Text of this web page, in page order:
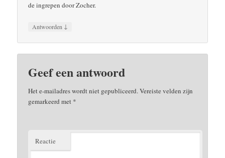
de ingrepen door Zocher.
Antwoorden ↓
Geef een antwoord
Het e-mailadres wordt niet gepubliceerd.Vereiste velden zijn
gemarkeerd met *
Reactie